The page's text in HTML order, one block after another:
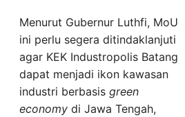
Menurut Gubernur Luthfi, MoU
ini perlu segera ditindaklanjuti
agar KEK Industropolis Batang
dapat menjadi ikon kawasan
industri berbasis green
economy di Jawa Tengah,